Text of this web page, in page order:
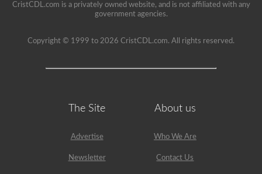
CristCDL.com is a privately owned website, and is not affiliated with any
government agencies.
Copyright © 1999 to 2026 CristCDL.com. All rights reserved.
The Site
Advertise
Newsletter
About us
Who We Are
Contact Us